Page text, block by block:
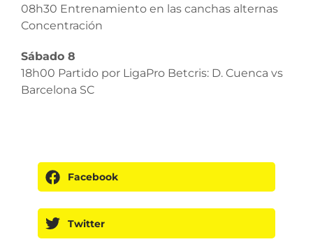
08h30 Entrenamiento en las canchas alternas
Concentración
Sábado 8
18h00 Partido por LigaPro Betcris: D. Cuenca vs
Barcelona SC
Facebook
Twitter